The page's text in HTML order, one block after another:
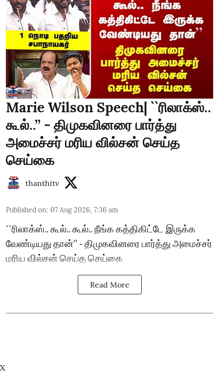
Marie Wilson Speech| ``ரிலாக்ஸ்..
கூல்..’’ - திமுகவினரை பார்த்து
அமைச்சர் மரிய வில்சன் செய்த
செய்கை
thanthitv
Published on: 07 Aug 2026, 7:36 am
``ரிலாக்ஸ்.. கூல்.. கூல்.. நீங்க கத்திகிட்டே இருக்க
வேண்டியது தான்’’ - திமுகவினரை பார்த்து அமைச்சர்
மரிய வில்சன் செய்த செய்கை
Read More
X